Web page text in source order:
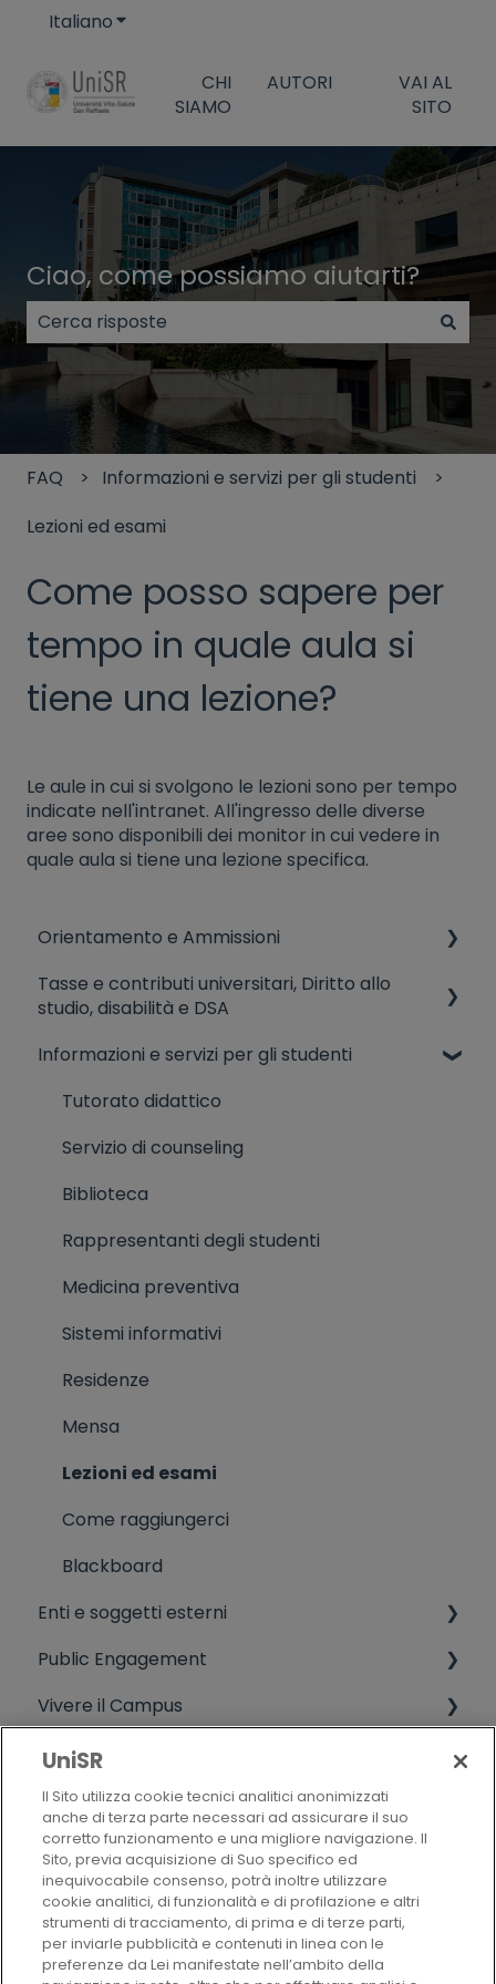
ItalianoMostra sottomenu per le traduzioni
CHI
SIAMO
AUTORI
VAI AL
SITO
Ciao, come possiamo aiutarti?
Non sono presenti suggerimenti perché il campo
FAQ
Informazioni e servizi per gli studenti
Lezioni ed esami
Come posso sapere per
tempo in quale aula si
tiene una lezione?
Le aule in cui si svolgono le lezioni sono per tempo
indicate nell'intranet. All'ingresso delle diverse
aree sono disponibili dei monitor in cui vedere in
quale aula si tiene una lezione specifica.
Orientamento e Ammissioni
AMMISSIONI (CdL, Corsi singoli)
crediti in ingresso, trasferimenti
Eventi di orientamento
Simulatore test di ammissione
Corsi preparazione test di ammissione
Informazioni varie ingresso
Riconoscimento titoli stranieri (ammissione
equipollenza)
Tasse e contributi universitari, Diritto allo
studio, disabilità e DSA
Disabilità e dsa
Diritto allo studio
Tasse universitarie
Informazioni e servizi per gli studenti
Tutorato didattico
Servizio di counseling
Biblioteca
Rappresentanti degli studenti
Medicina preventiva
Sistemi informativi
Residenze
Mensa
Lezioni ed esami
Come raggiungerci
Blackboard
Enti e soggetti esterni
Informazioni varie da soggetti non UniSR
Public Engagement
Terza missione
Vivere il Campus
Live campus
Attività studentesche extradidattiche
Alumni
Qualità
Politica della qualità
Criteri di valutazione
CHI SIAMO
AUTORI
UniSR
Il Sito utilizza cookie tecnici analitici anonimizzati
anche di terza parte necessari ad assicurare il suo
corretto funzionamento e una migliore navigazione. Il
Sito, previa acquisizione di Suo specifico ed
inequivocabile consenso, potrà inoltre utilizzare
cookie analitici, di funzionalità e di profilazione e altri
strumenti di tracciamento, di prima e di terze parti,
per inviarle pubblicità e contenuti in linea con le
preferenze da Lei manifestate nell’ambito della